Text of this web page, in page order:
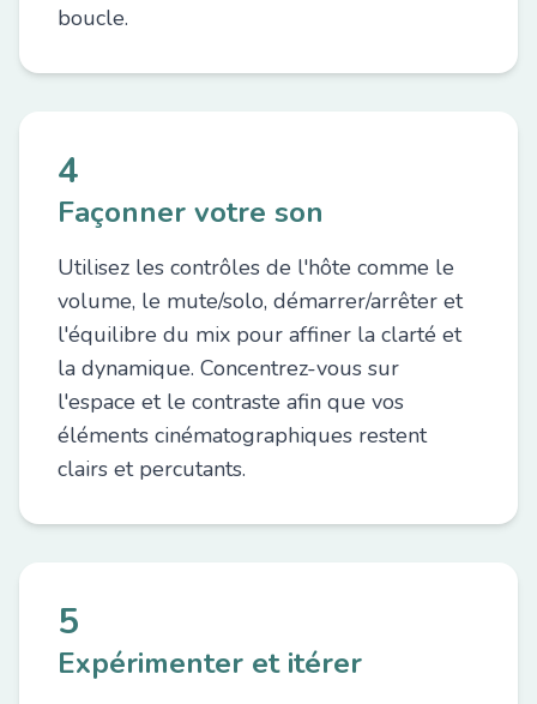
boucle.
4
Façonner votre son
Utilisez les contrôles de l'hôte comme le
volume, le mute/solo, démarrer/arrêter et
l'équilibre du mix pour affiner la clarté et
la dynamique. Concentrez-vous sur
l'espace et le contraste afin que vos
éléments cinématographiques restent
clairs et percutants.
5
Expérimenter et itérer